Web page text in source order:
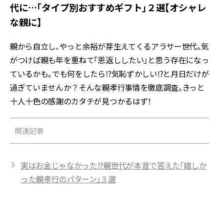
代に…「タイプ別おすすめギフト」２選【オシャレ
な親に】
親から自立し、やっと余裕が芽生えてくるアラサー世代。気
がつけば親も年を重ねて「恩返ししたい」と思う存在になっ
ているかも。でも何をしたら⁉気恥ずかしい⁉と月日だけが
過ぎていませんか？そんな親孝行事情を徹底調査。きっと
十人十色の感謝のカタチが見つかるはず！
関連記事
実はお金じゃなかった!?親世代が本音で答えた「嬉しか
った親孝行のパターン」３選